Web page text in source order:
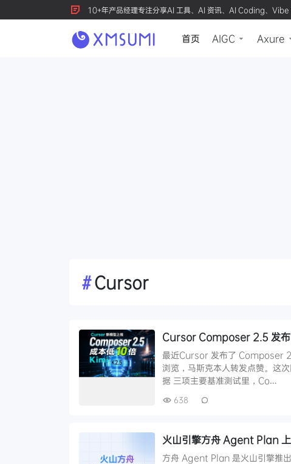
10+年产品经理专注分享AI 工具、AI 资讯、AI Coding、
首页 AIGC Axure
#Cursor
Cursor Composer 2.5 发布
最近Cursor 发布了 Composer
浏览，马斯克本人转发点赞。这
据 三项主要基准测试里，Co…
638
火山引擎方舟 Agent Plan
方舟 Agent Plan 是火山引擎推